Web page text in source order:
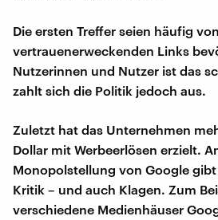
Die ersten Treffer seien häufig
vertrauenerweckenden Links
Nutzerinnen und Nutzer ist das
zahlt sich die Politik jedoch aus.
Zuletzt hat das Unternehmen
Dollar mit Werbeerlösen erzielt.
Monopolstellung von Google
Kritik – und auch Klagen. Zum
verschiedene Medienhäuser